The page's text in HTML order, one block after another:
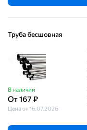
Труба бесшовная
В наличии
От 167 ₽
Цена от 16.07.2026